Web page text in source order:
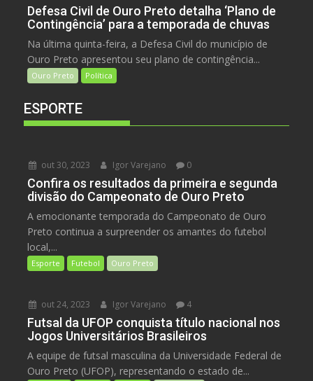
Defesa Civil de Ouro Preto detalha ‘Plano de
Contingência’ para a temporada de chuvas
Na última quinta-feira, a Defesa Civil do município de
Ouro Preto apresentou seu plano de contingência...
Ouro Preto Política
ESPORTE
out 30, 2023 Igor Varejano 0
Confira os resultados da primeira e segunda
divisão do Campeonato de Ouro Preto
A emocionante temporada do Campeonato de Ouro
Preto continua a surpreender os amantes do futebol
local,...
Esporte Futebol Ouro Preto
out 24, 2023 Igor Varejano 4
Futsal da UFOP conquista título nacional nos
Jogos Universitários Brasileiros
A equipe de futsal masculina da Universidade Federal de
Ouro Preto (UFOP), representando o estado de...